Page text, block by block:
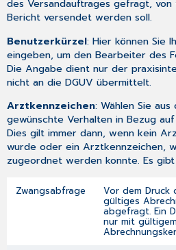
des Versandauftrages gefragt,
Bericht versendet werden soll.
Benutzerkürzel: Hier können Sie
eingeben, um den Bearbeiter des
Die Angabe dient nur der
nicht an die DGUV übermittelt.
Arztkennzeichen: Wählen Sie
gewünschte Verhalten in Bezug
Dies gilt immer dann, wenn kein
wurde oder ein Arztkennzeichen,
zugeordnet werden konnte. Es
Zwangsabfrage Vor dem Druck
gültiges
abgefragt. Ein
nur mit gültigem